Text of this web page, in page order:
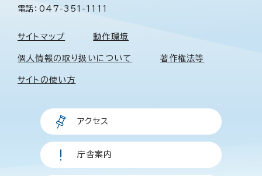
電話：047-351-1111
サイトマップ 動作環境
個人情報の取り扱いについて 著作権法等
サイトの使い方
アクセス
庁舎案内